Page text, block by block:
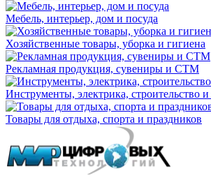
Мебель, интерьер, дом и посуда
Хозяйственные товары, уборка и гигиена
Рекламная продукция, сувениры и СТМ
Инструменты, электрика, строительство и
Товары для отдыха, спорта и праздников